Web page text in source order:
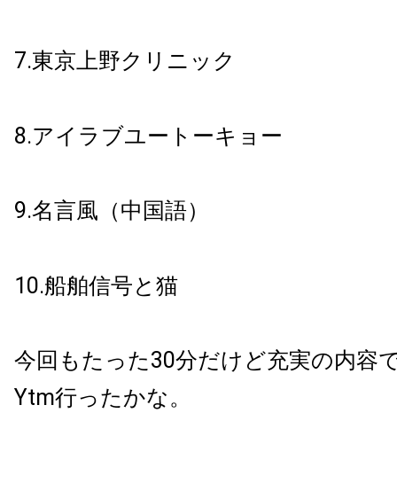
7.東京上野クリニック
8.アイラブユートーキョー
9.名言風（中国語）
10.船舶信号と猫
今回もたった30分だけど充実の内容
Ytm行ったかな。